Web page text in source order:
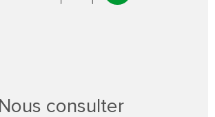
Nous consulter